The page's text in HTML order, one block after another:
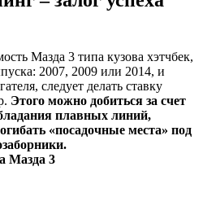
Мазда 3 типа кузова хэтчбек,
2007, 2009 или 2014, и
следует делать ставку
Этого можно добиться за счет
плавных линий,
«посадочные места» под